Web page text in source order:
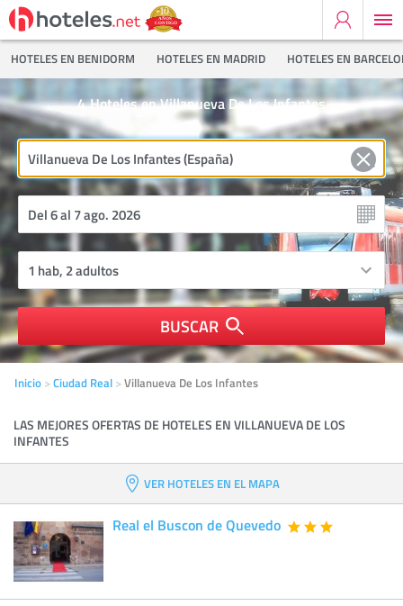
HOTELES EN BENIDORM HOTELES EN MADRID HOTELES EN
Hoteles en Villanueva De Los Infantes
4
BUSCAR
Inicio Ciudad Real Villanueva De Los Infantes
LAS MEJORES OFERTAS DE HOTELES EN VILLANUEVA DE LOS
INFANTES
VER HOTELES EN EL MAPA
Real el Buscon de Quevedo